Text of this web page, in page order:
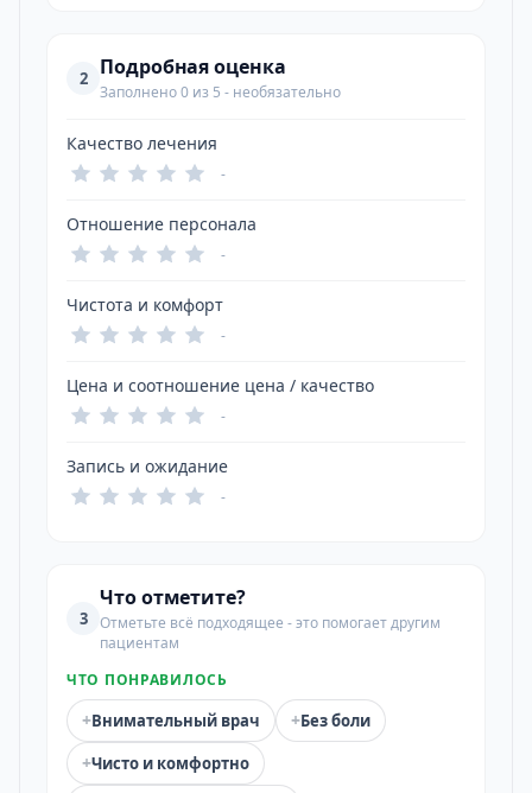
2 Подробная оценка
Заполнено 0 из 5 - необязательно
Качество лечения
-
Отношение персонала
-
Чистота и комфорт
-
Цена и соотношение цена / качество
-
Запись и ожидание
-
3
Что отметите?
Отметьте всё подходящее - это помогает другим
пациентам
ЧТО ПОНРАВИЛОСЬ
+Внимательный врач +Без боли
+Чисто и комфортно